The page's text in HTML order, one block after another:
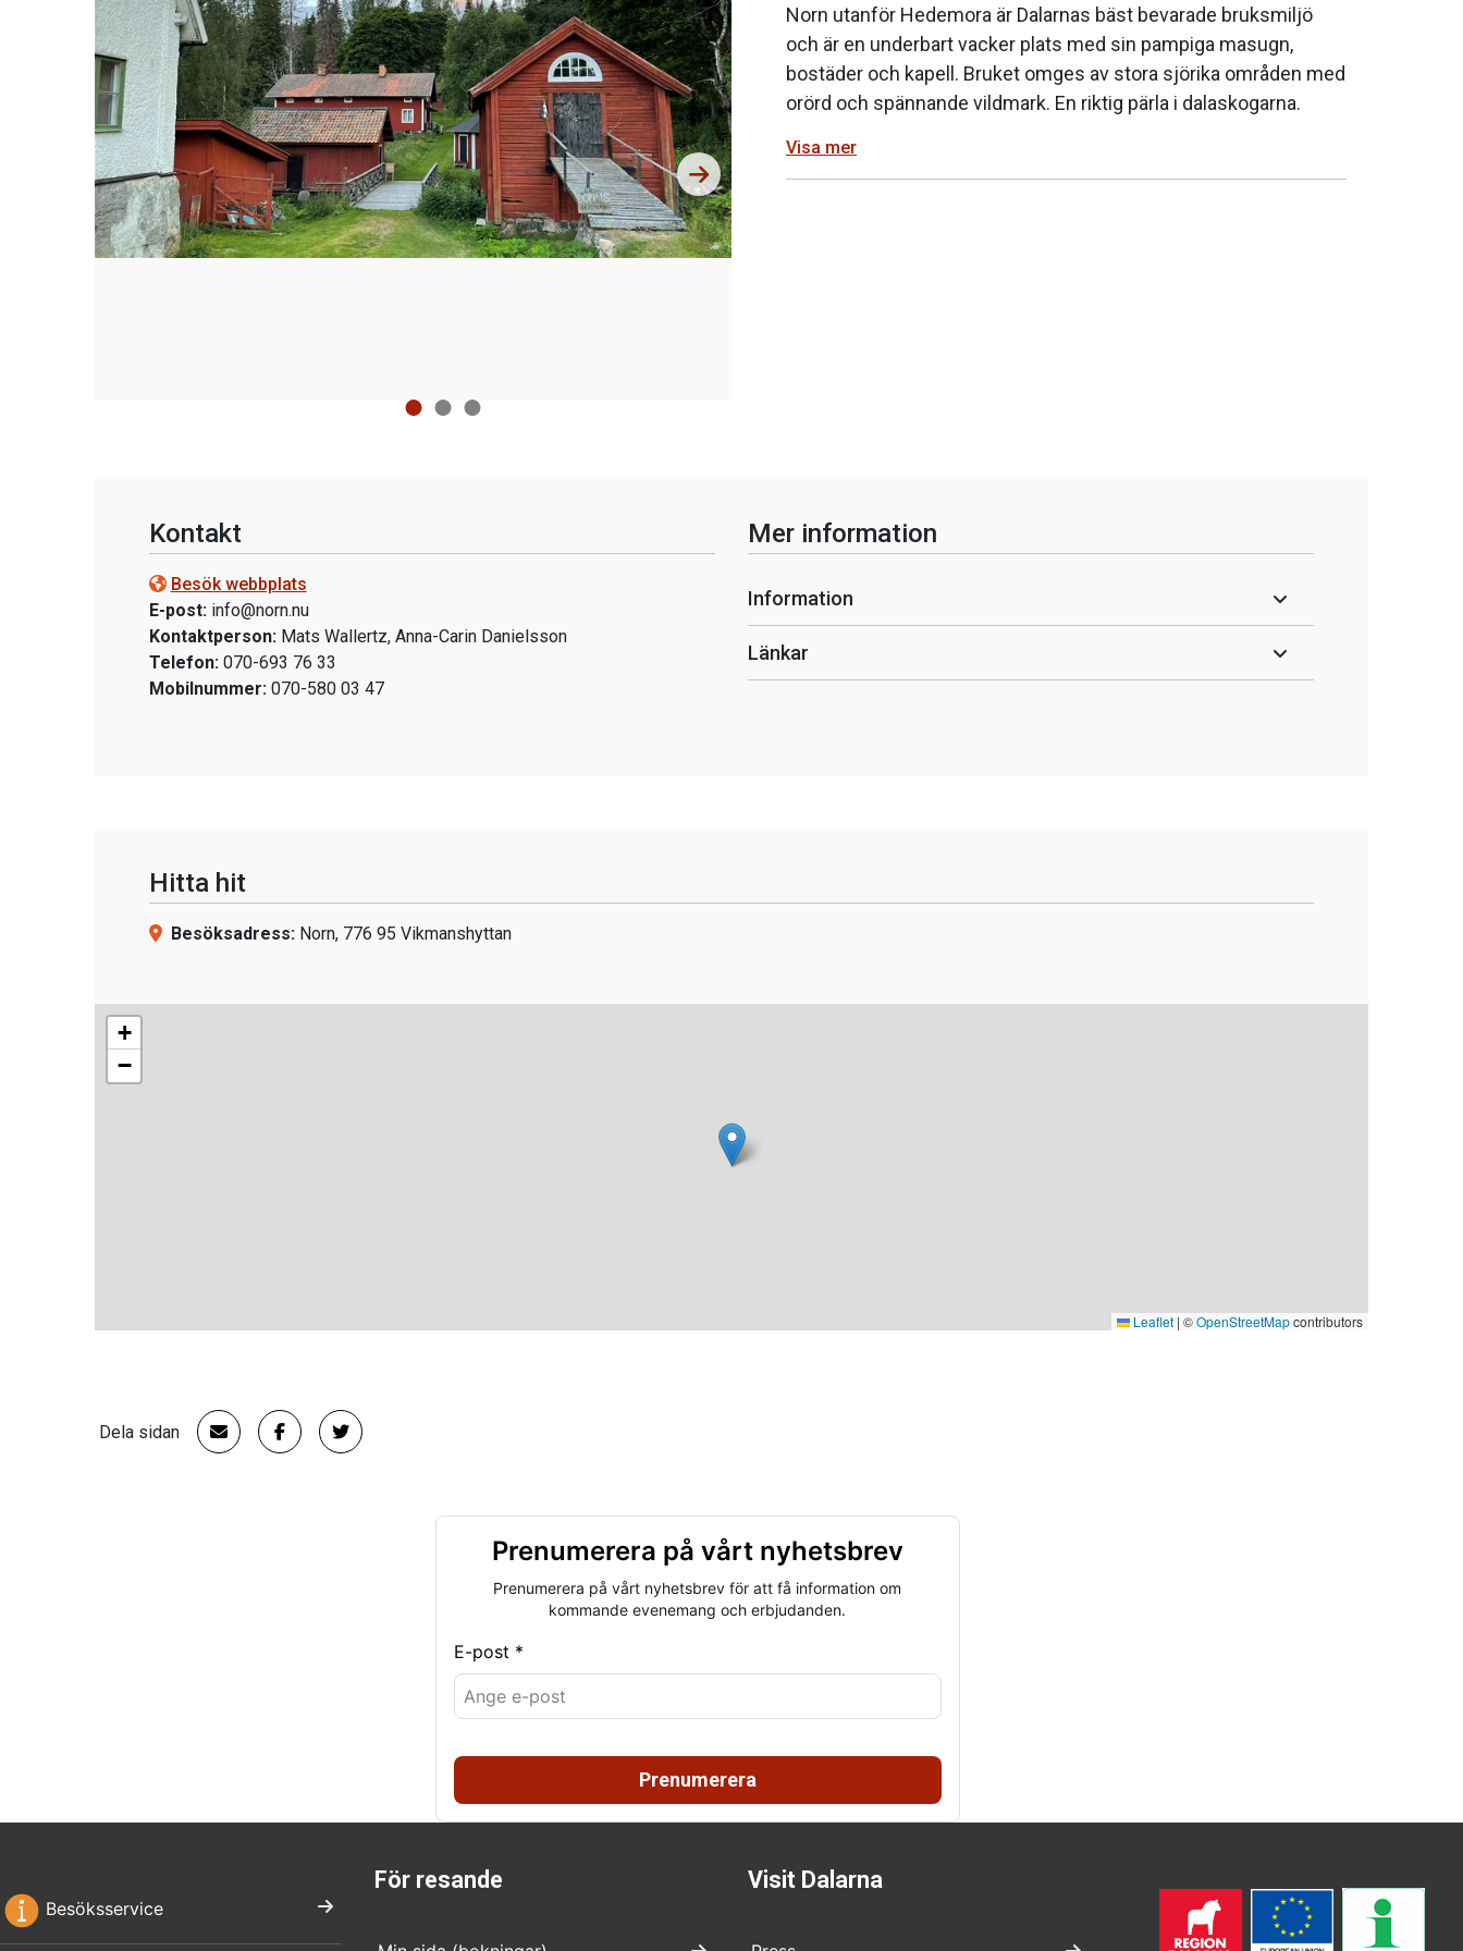
Norn utanför Hedemora är Dalarnas bäst bevarade bruksmiljö
och är en underbart vacker plats med sin pampiga masugn,
bostäder och kapell. Bruket omges av stora sjörika områden med
orörd och spännande vildmark. En riktig pärla i dalaskogarna.
Visa mer
Kontakt
Besök webbplats
E-post: info@norn.nu
Kontaktperson:Mats Wallertz, Anna-Carin Danielsson
Telefon: 070-693 76 33
Mobilnummer: 070-580 03 47
Mer information
Information
Länkar
Hitta hit
Besöksadress: Norn, 776 95 Vikmanshyttan
+
−
Leaflet | ©OpenStreetMapcontributors
Dela sidan
Prenumerera på vårt nyhetsbrev
Prenumerera på vårt nyhetsbrev för att få information om
kommande evenemang och erbjudanden.
E-post *
Prenumerera
Besöksservice
För resande Visit Dalarna